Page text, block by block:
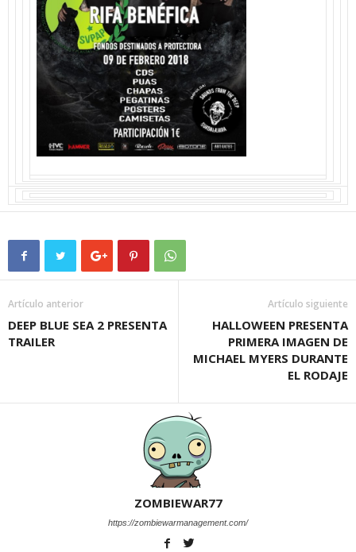
Artículo anterior
DEEP BLUE SEA 2 PRESENTA
TRAILER
Artículo siguiente
HALLOWEEN PRESENTA
PRIMERA IMAGEN DE
MICHAEL MYERS DURANTE
EL RODAJE
ZOMBIEWAR77
https://zombiewarmanagement.com/